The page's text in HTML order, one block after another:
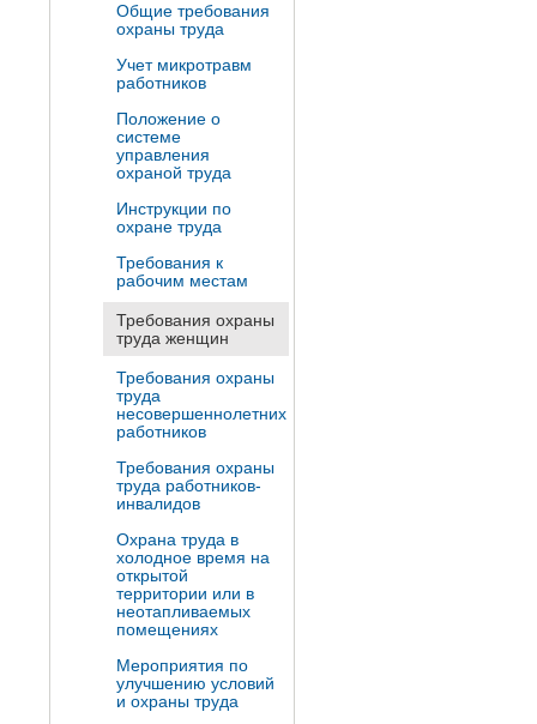
Общие требования
охраны труда
Учет микротравм
работников
Положение о
системе
управления
охраной труда
Инструкции по
охране труда
Требования к
рабочим местам
Требования охраны
труда женщин
Требования охраны
труда
несовершеннолетних
работников
Требования охраны
труда работников-
инвалидов
Охрана труда в
холодное время на
открытой
территории или в
неотапливаемых
помещениях
Мероприятия по
улучшению условий
и охраны труда